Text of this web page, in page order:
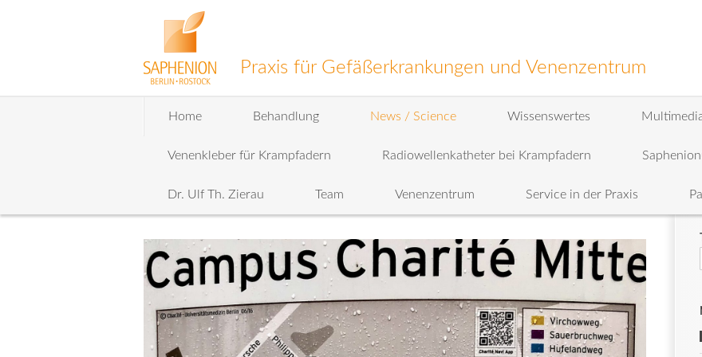
Praxis für Gefäßerkrankungen und Venenzentrum
Home Behandlung News / Science Wissenswertes
Venenkleber für Krampfadern Radiowellenkatheter bei Krampfadern
Dr. Ulf Th. Zierau Team Venenzentrum Service in der Praxis